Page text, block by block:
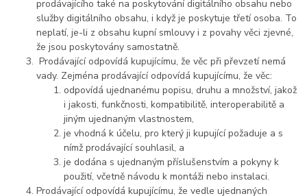
prodávajícího také na poskytování digitálního obsahu nebo
služby digitálního obsahu, i když je poskytuje třetí osoba. To
neplatí, je-li z obsahu kupní smlouvy i z povahy věci zjevné,
že jsou poskytovány samostatně.
Prodávající odpovídá kupujícímu, že věc při převzetí nemá
vady. Zejména prodávající odpovídá kupujícímu, že věc:
odpovídá ujednanému popisu, druhu a množství, jakož
i jakosti, funkčnosti, kompatibilitě, interoperabilitě a
jiným ujednaným vlastnostem,
je vhodná k účelu, pro který ji kupující požaduje a s
nímž prodávající souhlasil, a
je dodána s ujednaným příslušenstvím a pokyny k
použití, včetně návodu k montáži nebo instalaci.
Prodávající odpovídá kupujícímu, že vedle ujednaných